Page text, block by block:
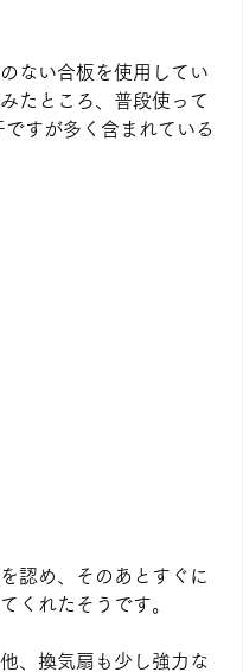
ない合板を使用してい
たところ、普段使って
すが多く含まれている
認め、そのあとすぐに
くれたそうです。
、換気扇も少し強力な